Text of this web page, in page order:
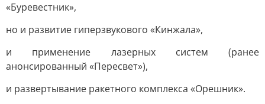
«Буревестник»,
но и развитие гиперзвукового «Кинжала»,
и применение лазерных систем (ранее
анонсированный «Пересвет»),
и развертывание ракетного комплекса «Орешник».